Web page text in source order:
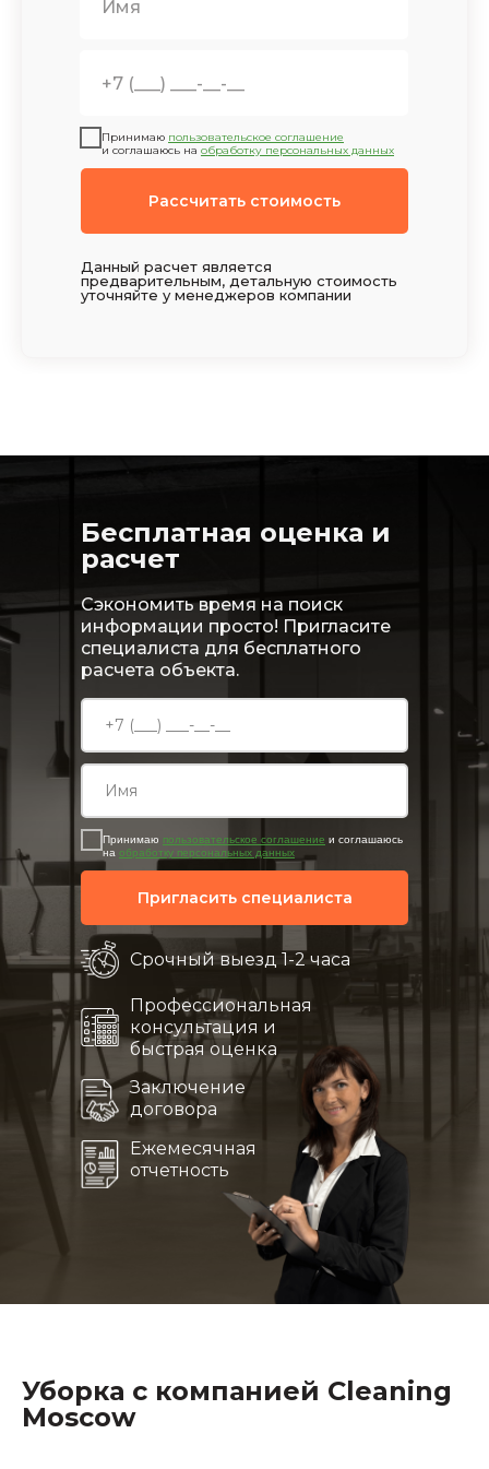
Принимаю пользовательское соглашение
и соглашаюсь на обработку персональных данных
Рассчитать стоимость
Данный расчет является
предварительным, детальную стоимость
уточняйте у менеджеров компании
Бесплатная оценка и
расчет
Сэкономить время на поиск
информации просто! Пригласите
специалиста для бесплатного
расчета объекта.
Принимаю пользовательское соглашение и соглашаюсь
на обработку персональных данных
Пригласить специалиста
Срочный выезд 1-2 часа
Профессиональная
консультация и
быстрая оценка
Ежемесячная
отчетность
Заключение
договора
Уборка с компанией Cleaning
Moscow